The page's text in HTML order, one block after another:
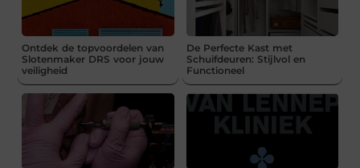
Ontdek de topvoordelen van
Slotenmaker DRS voor jouw
veiligheid
De Perfecte Kast met
Schuifdeuren: Stijlvol en
Functioneel